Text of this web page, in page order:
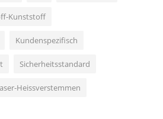
Kunststoff
Kundenspezifisch
Sicherheitsstandard
Heissverstemmen